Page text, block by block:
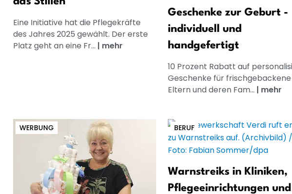
Eine Initiative hat die Pflegekräfte
des Jahres 2025 gewählt. Der erste
Platz geht an eine Fr... | mehr
Geschenke zur Geburt -
individuell und
handgefertigt
10 Prozent Rabatt auf
Geschenke für frischgebackene
Eltern und deren Fam... | mehr
WERBUNG BERUF
Warnstreiks in Kliniken,
Pflegeeinrichtungen und